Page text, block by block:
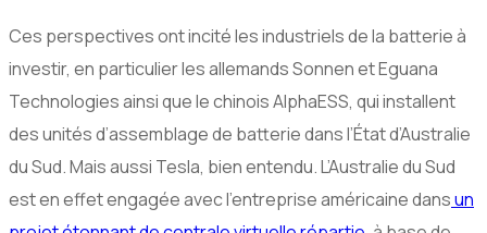
Ces perspectives ont incité les industriels de la batterie à
investir, en particulier les allemands Sonnen et Eguana
Technologies ainsi que le chinois AlphaESS, qui installent
des unités d’assemblage de batterie dans l’État d’Australie
du Sud. Mais aussi Tesla, bien entendu. L’Australie du Sud
est en effet engagée avec l’entreprise américaine dansun